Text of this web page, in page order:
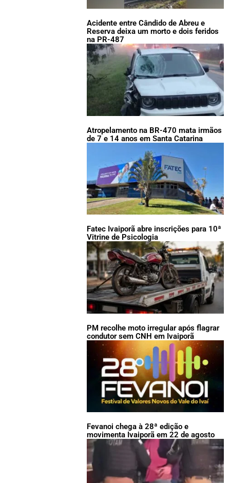
Acidente entre Cândido de Abreu e
Reserva deixa um morto e dois feridos
na PR-487
Atropelamento na BR-470 mata irmãos
de 7 e 14 anos em Santa Catarina
Fatec Ivaiporã abre inscrições para 10ª
Vitrine de Psicologia
PM recolhe moto irregular após flagrar
condutor sem CNH em Ivaiporã
Fevanoi chega à 28ª edição e
movimenta Ivaiporã em 22 de agosto